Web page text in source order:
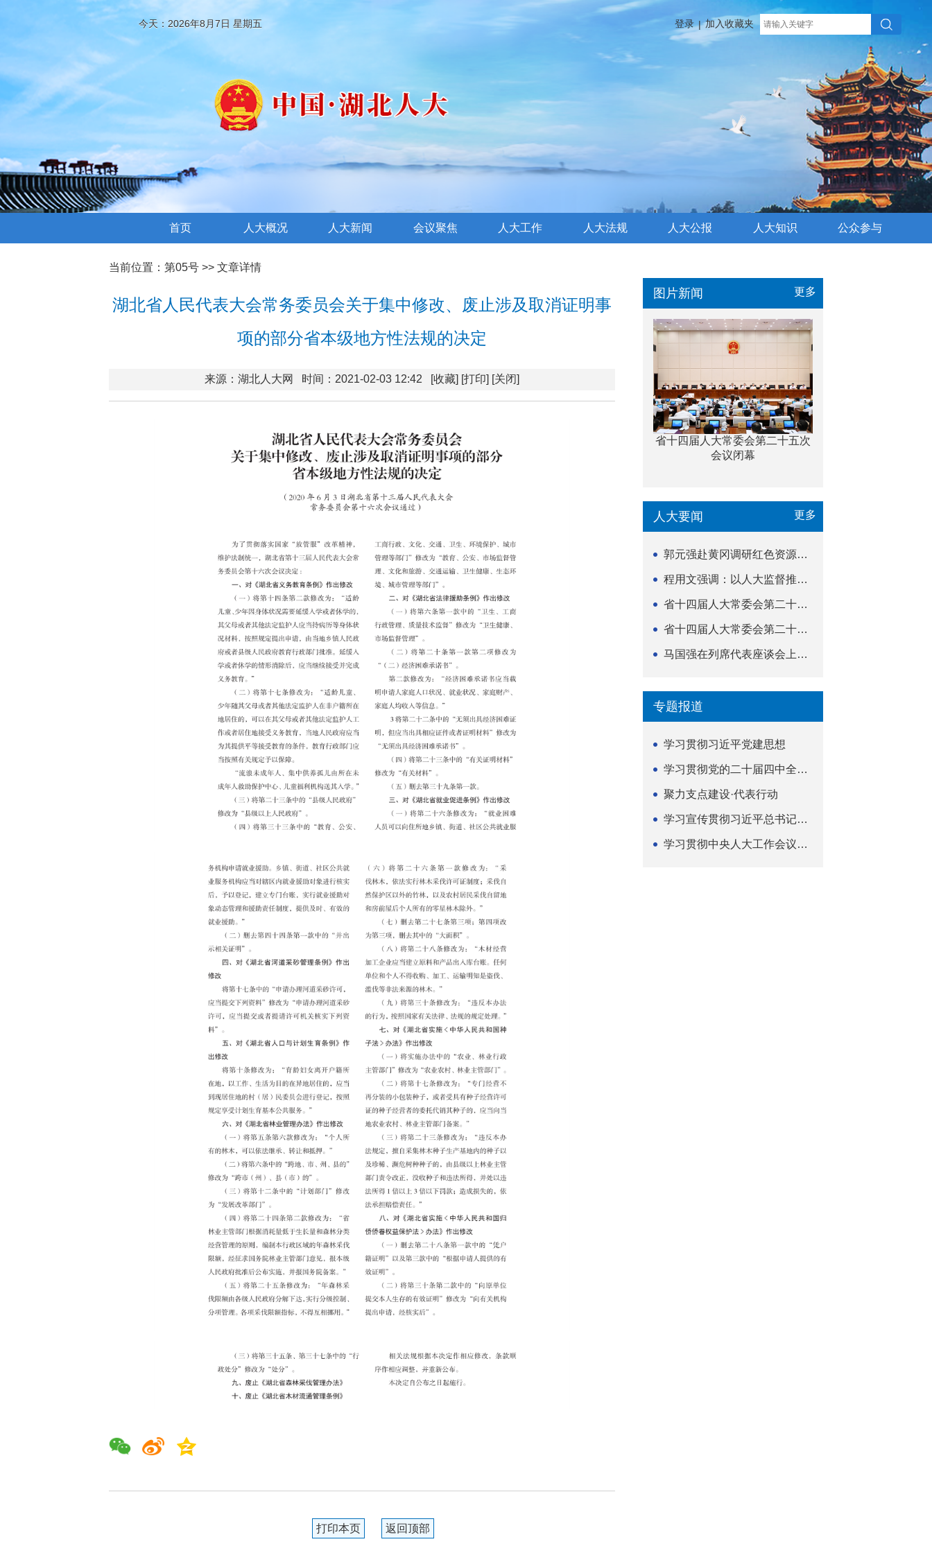
今天：2026年8月7日 星期五 登录 | 加入收藏夹
首页 人大概况 人大新闻 会议聚焦 人大工作 人大法规 人大公报 人大知识 公众参与
当前位置： 第05号 >> 文章详情
湖北省人民代表大会常务委员会关于集中修改、废止涉及取消证明事
项的部分省本级地方性法规的决定
来源：湖北人大网 时间：2021-02-03 12:42 [收藏] [打印] [关闭]
打印本页 返回顶部
图片新闻 更多
省十四届人大常委会第二十五次
会议闭幕
人大要闻 更多
郭元强赴黄冈调研红色资源保护传承立法等工作
程用文强调：以人大监督推动科技金融高质量发展
省十四届人大常委会第二十五次会议闭幕
省十四届人大常委会第二十五次会议举行
马国强在列席代表座谈会上强调 以精准履职筑牢荆楚...
专题报道
学习贯彻习近平党建思想
学习贯彻党的二十届四中全会精神
聚力支点建设·代表行动
学习宣传贯彻习近平总书记关于坚持
学习贯彻中央人大工作会议精神